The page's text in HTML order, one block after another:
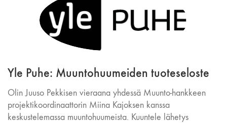
Yle Puhe: Muuntohuumeiden tuoteseloste
Olin Juuso Pekkisen vieraana yhdessä Muunto-hankkeen
projektikoordinaattorin Miina Kajoksen kanssa
keskustelemassa muuntohuumeista. Kuuntele lähetys